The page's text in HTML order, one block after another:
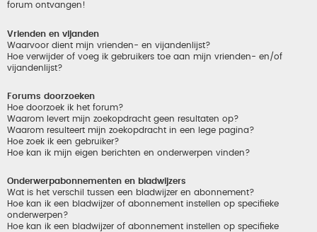
forum ontvangen!
Vrienden en vijanden
Waarvoor dient mijn vrienden- en vijandenlijst?
Hoe verwijder of voeg ik gebruikers toe aan mijn vrienden- en/of
vijandenlijst?
Forums doorzoeken
Hoe doorzoek ik het forum?
Waarom levert mijn zoekopdracht geen resultaten op?
Waarom resulteert mijn zoekopdracht in een lege pagina?
Hoe zoek ik een gebruiker?
Hoe kan ik mijn eigen berichten en onderwerpen vinden?
Onderwerpabonnementen en bladwijzers
Wat is het verschil tussen een bladwijzer en abonnement?
Hoe kan ik een bladwijzer of abonnement instellen op specifieke
onderwerpen?
Hoe kan ik een bladwijzer of abonnement instellen op specifieke